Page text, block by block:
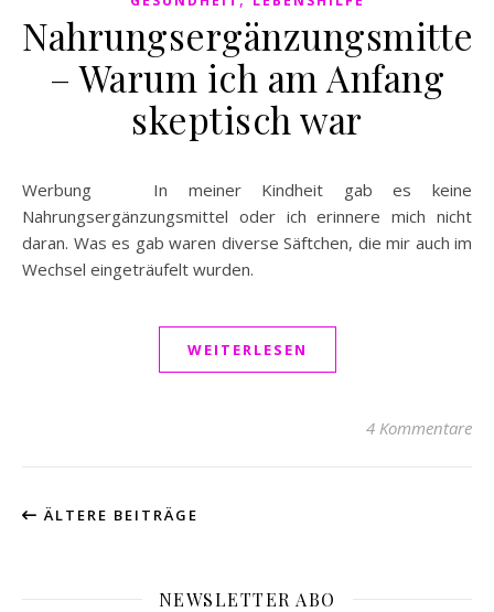
Nahrungsergänzungsmittel
– Warum ich am Anfang
skeptisch war
Werbung In meiner Kindheit gab es keine
Nahrungsergänzungsmittel oder ich erinnere mich nicht
daran. Was es gab waren diverse Säftchen, die mir auch im
Wechsel eingeträufelt wurden.
WEITERLESEN
4 Kommentare
ÄLTERE BEITRÄGE
NEWSLETTER ABO